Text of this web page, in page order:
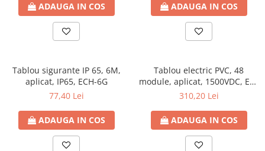
ADAUGA IN COS ADAUGA IN COS
Tablou sigurante IP 65, 6M,
aplicat, IP65, ECH-6G
77,40 Lei
ADAUGA IN COS
Tablou electric PVC, 48
module, aplicat, 1500VDC, ETI,
IP65, aplicatii fotovoltaice
310,20 Lei
ADAUGA IN COS